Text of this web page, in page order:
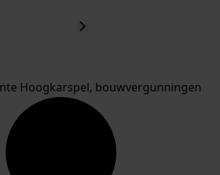
Hoogkarspel, bouwvergunningen